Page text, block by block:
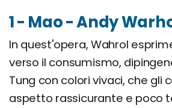
1 - Mao - Andy
In quest'opera, Wahrol
verso il consumismo,
Tung con colori vivaci, che gli
aspetto rassicurante e poco